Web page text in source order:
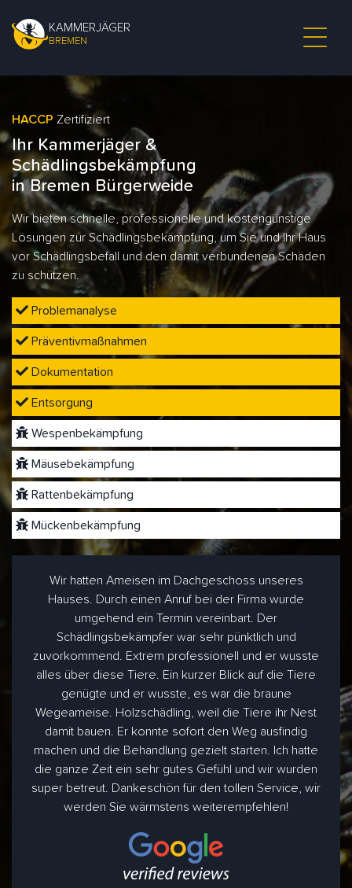
KAMMERJÄGER
BREMEN
HACCP Zertifiziert
Ihr Kammerjäger &
Schädlingsbekämpfung
in Bremen Bürgerweide
Wir bieten schnelle, professionelle und kostengünstige
Lösungen zur Schädlingsbekämpfung, um Sie und Ihr Haus
vor Schädlingsbefall und den damit verbundenen Schäden
zu schützen.
Problemanalyse
Präventivmaßnahmen
Dokumentation
Entsorgung
Wespenbekämpfung
Mäusebekämpfung
Rattenbekämpfung
Mückenbekämpfung
Wir hatten Ameisen im Dachgeschoss unseres
Hauses. Durch einen Anruf bei der Firma wurde
umgehend ein Termin vereinbart. Der
Schädlingsbekämpfer war sehr pünktlich und
zuvorkommend. Extrem professionell und er wusste
alles über diese Tiere. Ein kurzer Blick auf die Tiere
genügte und er wusste, es war die braune
Wegeameise. Holzschädling, weil die Tiere ihr Nest
damit bauen. Er konnte sofort den Weg ausfindig
machen und die Behandlung gezielt starten. Ich hatte
die ganze Zeit ein sehr gutes Gefühl und wir wurden
super betreut. Dankeschön für den tollen Service, wir
werden Sie wärmstens weiterempfehlen!